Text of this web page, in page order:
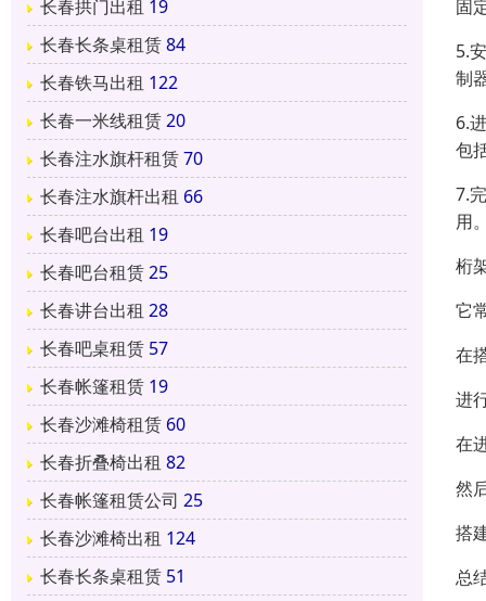
长春拱门出租 19
长春长条桌租赁84
长春铁马出租 122
长春一米线租赁20
长春注水旗杆租赁70
长春注水旗杆出租 66
长春吧台出租 19
长春吧台租赁25
长春讲台出租 28
长春吧桌租赁 57
长春帐篷租赁 19
长春沙滩椅租赁 60
长春折叠椅出租 82
长春帐篷租赁公司 25
长春沙滩椅出租 124
长春长条桌租赁 51
固
5.
制
6.
包
7.
用
桁
它
在
进
在
然
搭
总